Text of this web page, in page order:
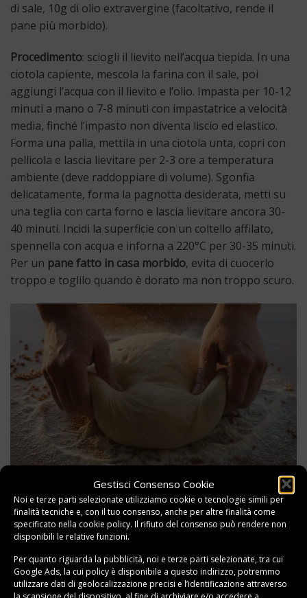
Gestisci Consenso Cookie
Noi e terze parti selezionate utilizziamo cookie o tecnologie simili per
finalità tecniche e, con il tuo consenso, anche per altre finalità come
specificato nella cookie policy. Il rifiuto del consenso può rendere non
disponibili le relative funzioni.
Per quanto riguarda la pubblicità, noi e terze parti selezionate, tra cui
Google Ads, la cui policy è disponibile a questo indirizzo, potremmo
utilizzare dati di geolocalizzazione precisi e l’identificazione attraverso
di sale, 10g di olio extravergine (facoltativo, rende il
pane più morbido).
Procedimento: sciogli il lievito nell’acqua tiepida. In una
ciotola capiente, mescola la farina con il sale, poi
aggiungi l’acqua con il lievito e l’olio. Impasta per 10-12
minuti a mano o 7-8 minuti con impastatrice a velocità
media, finché l’impasto non diventa liscio ed elastico.
Forma una palla, mettila in una ciotola unta, copri con
pellicola e lascia lievitare per 2-3 ore a temperatura
ambiente (deve raddoppiare di volume). Sgonfia
delicatamente, forma la pagnotta desiderata, metti su
una teglia con carta forno e lascia lievitare ancora 30-
40 minuti. Incidi la superficie con un coltello affilato,
spennella con acqua e inforna a 220°C per 30-35 minuti.
Per un pane fatto in casa morbido, evita di cuocerlo
troppo e toglilo quando è dorato ma non troppo scuro.
Pane Senza Impasto e Pane con Lievito Madre
Ilpane fatto in casa senza impastoè una rivoluzione
per chi si chiedecome fare il pane in casa senza
impastatrice
ricetta facileprevede: 500g di farina, 400ml di acqua, 3g
di lievito di birra secco, 10g di sale. Mescola tutto in una